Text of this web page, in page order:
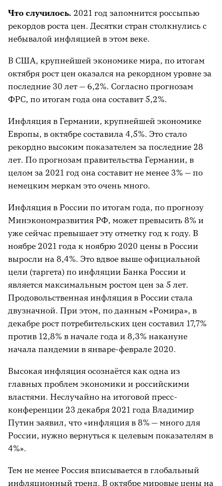
Что случилось. 2021 год запомнится россыпью
рекордов роста цен. Десятки стран столкнулись с
небывалой инфляцией в этом веке.
В США, крупнейшей экономике мира, по итогам
октября рост цен оказался на рекордном уровне за
последние 30 лет — 6,2%. Согласно прогнозам
ФРС, по итогам года она составит 5,2%.
Инфляция в Германии, крупнейшей экономике
Европы, в октябре составила 4,5%. Это стало
рекордно высоким показателем за последние 28
лет. По прогнозам правительства Германии, в
целом за 2021 год она составит не менее 3% — по
немецким меркам это очень много.
Инфляция в России по итогам года, по прогнозу
Минэкономразвития РФ, может превысить 8% и
уже сейчас превышает эту отметку год к году. В
ноябре 2021 года к ноябрю 2020 цены в России
выросли на 8,4%. Это вдвое выше официальной
цели (таргета) по инфляции Банка России и
является максимальным ростом цен за 5 лет.
Продовольственная инфляция в России стала
двузначной. При этом, по данным «Ромира», в
декабре рост потребительских цен составил 17,7%
против 12,8% в начале года и 8,3% накануне
начала пандемии в январе-феврале 2020.
Высокая инфляция осознаётся как одна из
главных проблем экономики и российскими
властями. Неслучайно на итоговой пресс-
конференции 23 декабря 2021 года Владимир
Путин заявил, что «инфляция в 8% — много для
России, нужно вернуться к целевым показателям в
4%».
Тем не менее Россия вписывается в глобальный
инфляционный тренд. В октябре мировые цены на